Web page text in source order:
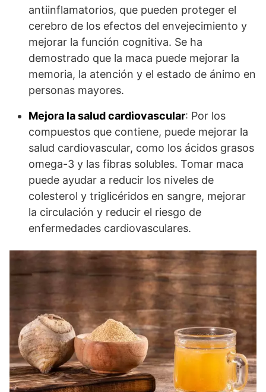
antiinflamatorios, que pueden proteger el
cerebro de los efectos del envejecimiento y
mejorar la función cognitiva. Se ha
demostrado que la maca puede mejorar la
memoria, la atención y el estado de ánimo en
personas mayores.
Mejora la salud cardiovascular: Por los
compuestos que contiene, puede mejorar la
salud cardiovascular, como los ácidos grasos
omega-3 y las fibras solubles. Tomar maca
puede ayudar a reducir los niveles de
colesterol y triglicéridos en sangre, mejorar
la circulación y reducir el riesgo de
enfermedades cardiovasculares.